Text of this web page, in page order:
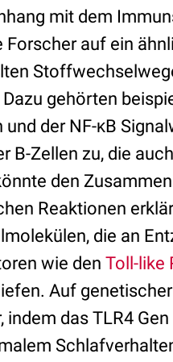
mit dem
Forscher auf ein
gehörten
und der NF-κB
B-Zellen zu, die
den
Reaktionen
die an
wie den Toll-like
Auf
indem das TLR4